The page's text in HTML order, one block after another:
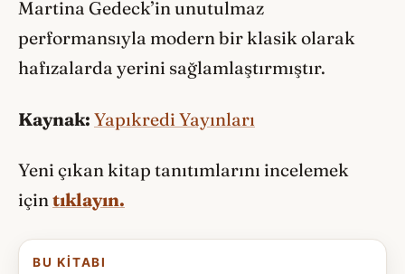
Martina Gedeck’in unutulmaz
performansıyla modern bir klasik olarak
hafızalarda yerini sağlamlaştırmıştır.
Kaynak: Yapıkredi Yayınları
Yeni çıkan kitap tanıtımlarını incelemek
içintıklayın.
BU KITABI